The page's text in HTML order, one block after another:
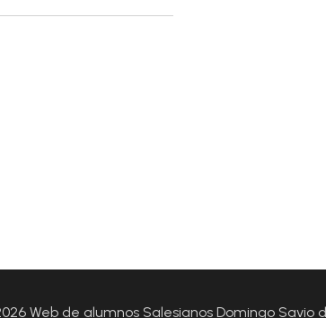
Web de alumnos Salesianos Domingo Savio